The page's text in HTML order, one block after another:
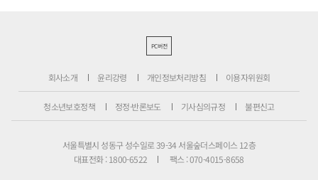
PC버전
회사소개 윤리강령 개인정보처리방침 이용자위원회
청소년보호정책 정정·반론보도 기사심의규정 불편신고
서울특별시 성동구 성수일로 39-34 서울숲더스페이스 12층
대표전화 : 1800-6522
팩스 : 070-4015-8658